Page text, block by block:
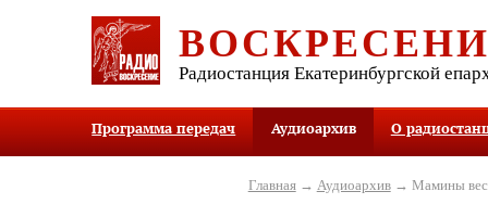
Радиостанция Екатеринбургской
Программа передач Аудиоархив О
Главная→ Аудиоархив→ Мамины